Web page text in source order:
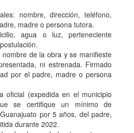
nombre, dirección, teléfono,
madre o persona tutora.
agua o luz, perteneciente
de la obra y se manifieste
ni estrenada. Firmado
por el padre, madre o persona
oficial (expedida en el municipio
se certifique un mínimo de
por 5 años, del padre,
durante 2022.